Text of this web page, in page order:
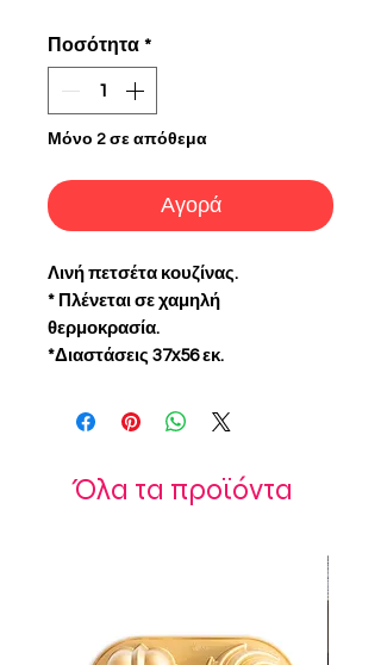
Ποσότητα *
Μόνο 2 σε απόθεμα
Αγορά
Λινή πετσέτα κουζίνας.
* Πλένεται σε χαμηλή
θερμοκρασία.
*Διαστάσεις 37x56 εκ.
Όλα τα προϊόντα